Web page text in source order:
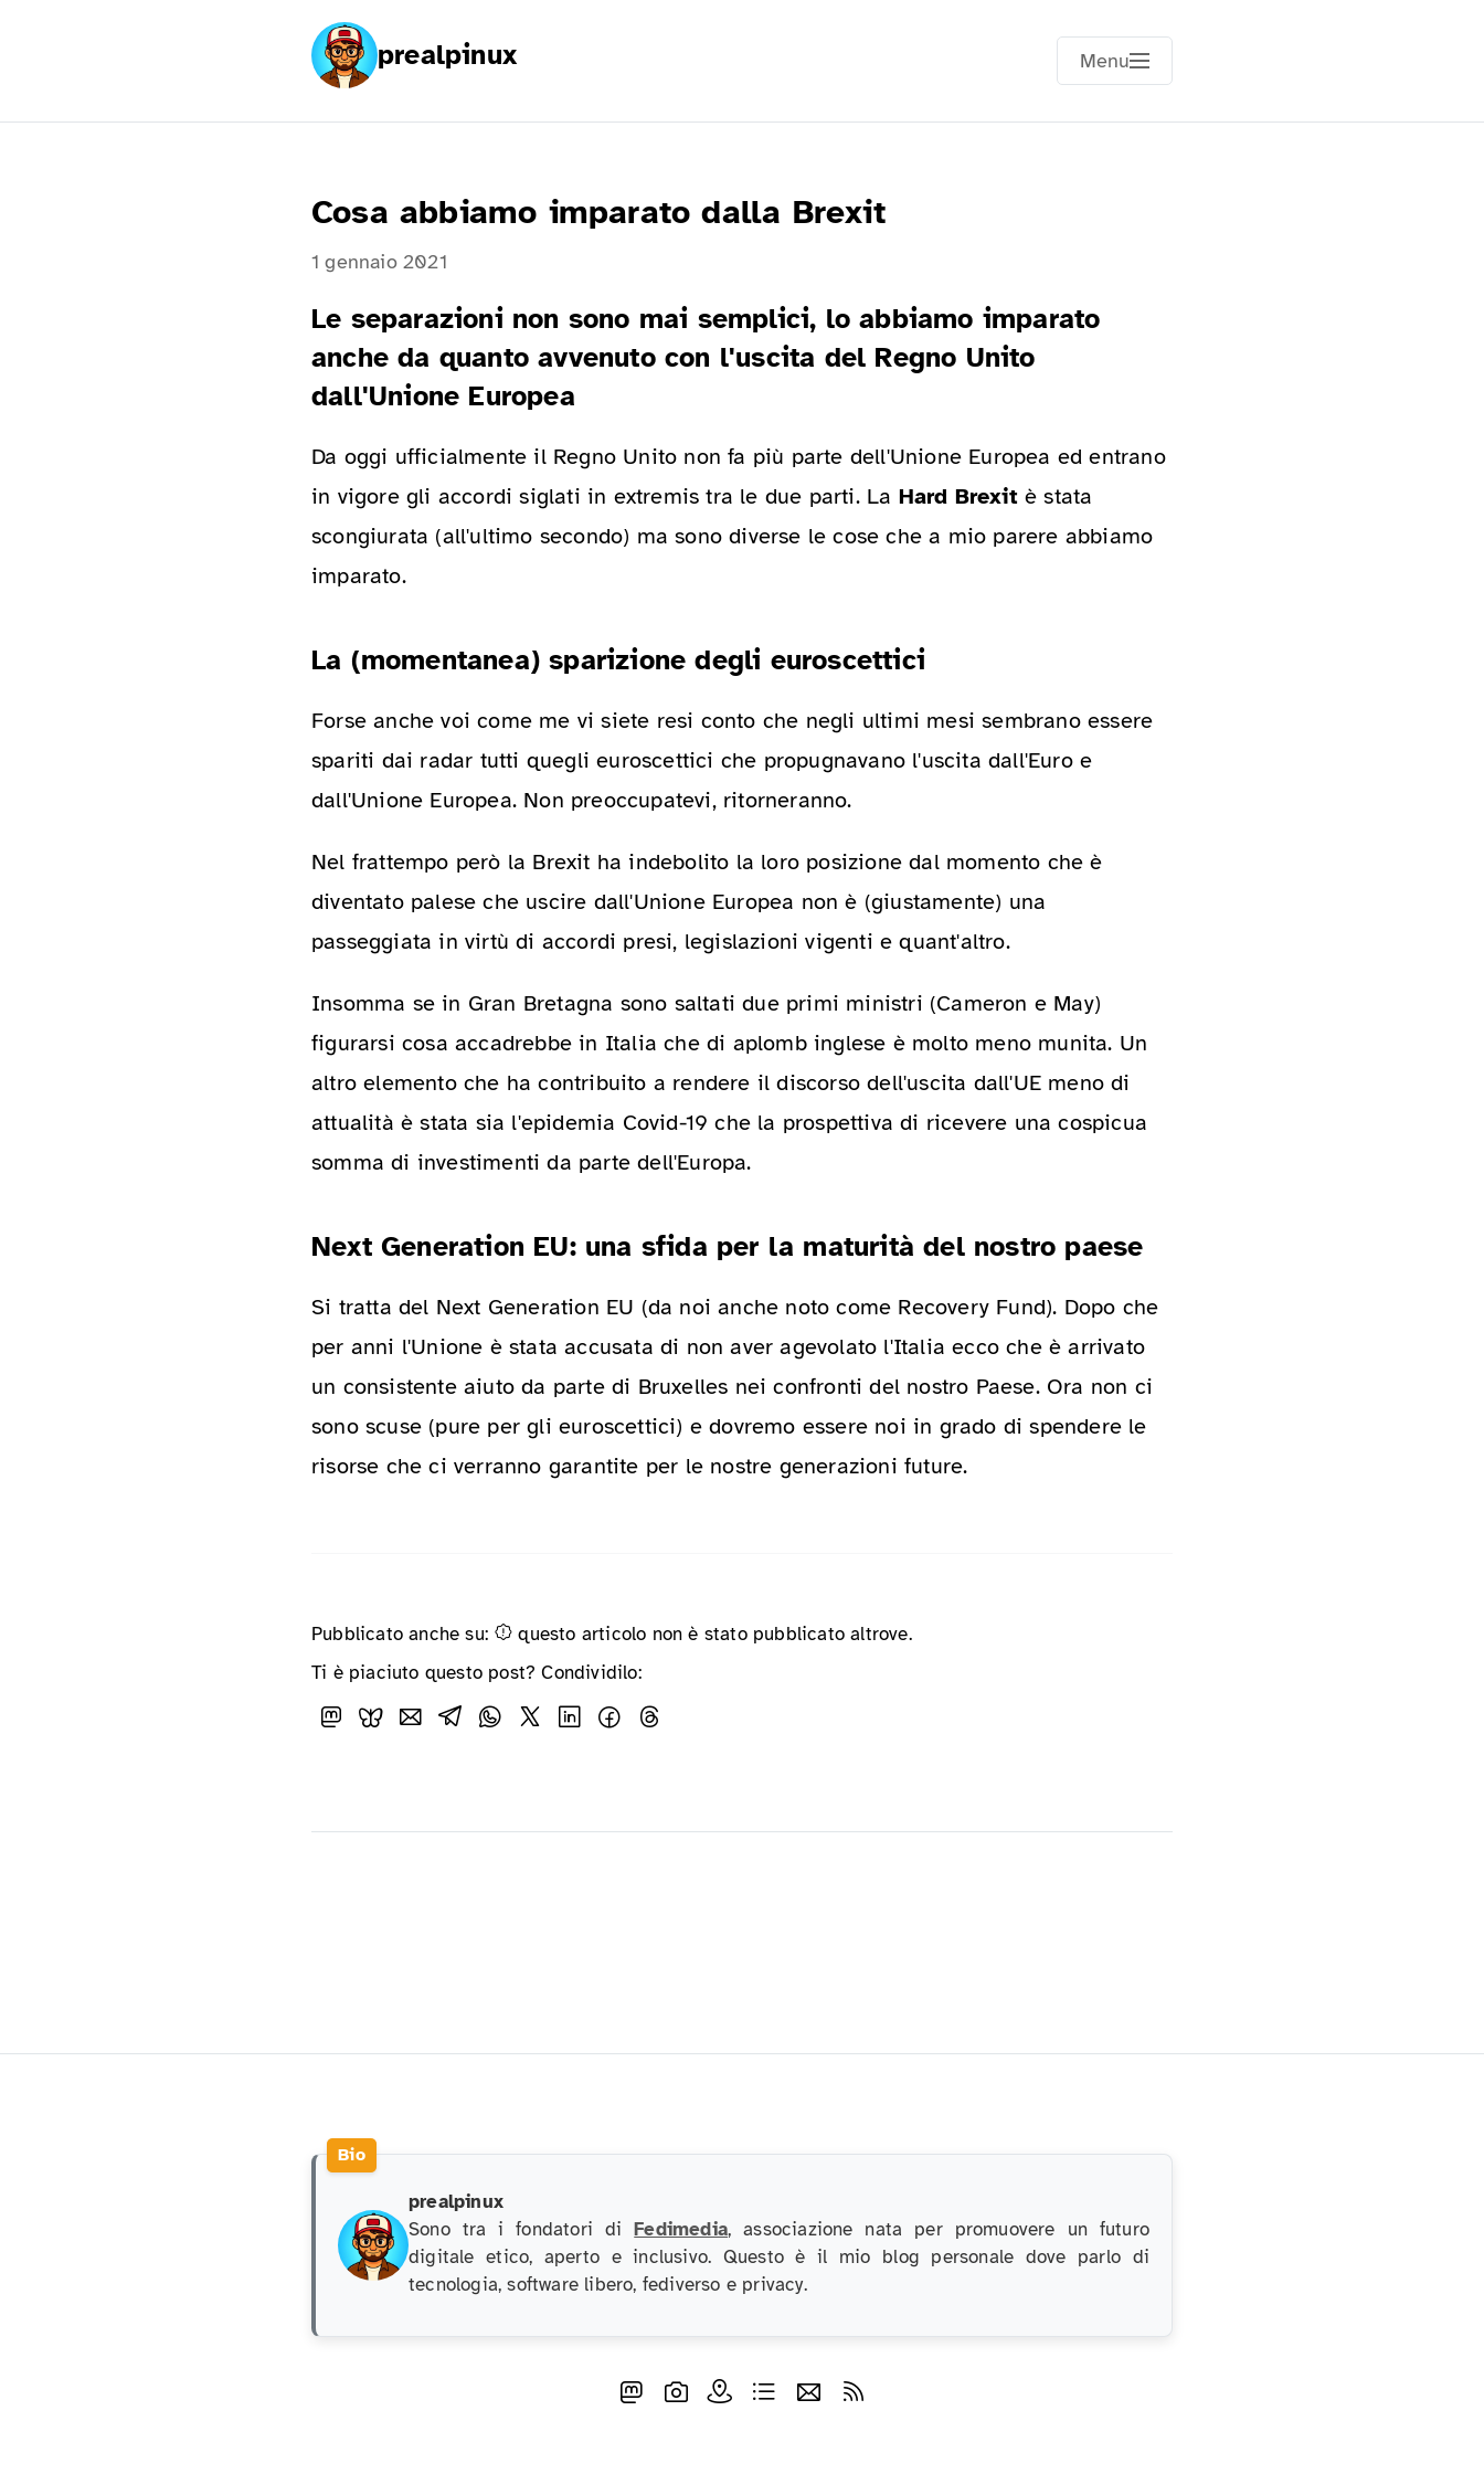
prealpinux Menu
Cosa abbiamo imparato dalla Brexit
1 gennaio 2021
Le separazioni non sono mai semplici, lo abbiamo imparato
anche da quanto avvenuto con l'uscita del Regno Unito
dall'Unione Europea
Da oggi ufficialmente il Regno Unito non fa più parte dell'Unione Europea ed entrano
in vigore gli accordi siglati in extremis tra le due parti. La Hard Brexitè stata
scongiurata (all'ultimo secondo) ma sono diverse le cose che a mio parere abbiamo
imparato.
La (momentanea) sparizione degli euroscettici
Forse anche voi come me vi siete resi conto che negli ultimi mesi sembrano essere
spariti dai radar tutti quegli euroscettici che propugnavano l'uscita dall'Euro e
dall'Unione Europea. Non preoccupatevi, ritorneranno.
Nel frattempo però la Brexit ha indebolito la loro posizione dal momento che è
diventato palese che uscire dall'Unione Europea non è (giustamente) una
passeggiata in virtù di accordi presi, legislazioni vigenti e quant'altro.
Insomma se in Gran Bretagna sono saltati due primi ministri (Cameron e May)
figurarsi cosa accadrebbe in Italia che di aplomb inglese è molto meno munita. Un
altro elemento che ha contribuito a rendere il discorso dell'uscita dall'UE meno di
attualità è stata sia l'epidemia Covid-19 che la prospettiva di ricevere una cospicua
somma di investimenti da parte dell'Europa.
Next Generation EU: una sfida per la maturità del nostro paese
Si tratta del Next Generation EU (da noi anche noto come Recovery Fund). Dopo che
per anni l'Unione è stata accusata di non aver agevolato l'Italia ecco che è arrivato
un consistente aiuto da parte di Bruxelles nei confronti del nostro Paese. Ora non ci
sono scuse (pure per gli euroscettici) e dovremo essere noi in grado di spendere le
risorse che ci verranno garantite per le nostre generazioni future.
Pubblicato anche su:
questo articolo non è stato pubblicato altrove.
Ti è piaciuto questo post? Condividilo:
prealpinux
Sono tra i fondatori diFedimedia, associazione nata per promuovere un futuro
digitale etico, aperto e inclusivo. Questo è il mio blog personale dove parlo di
tecnologia, software libero, fediverso e privacy.